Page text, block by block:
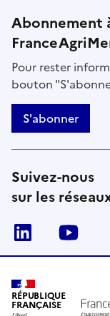
Abonnement
Pour rester
bouton
S'abonner
Suivez-nous
sur les
Linkedin
RÉPUBLIQUE
FRANÇAISE